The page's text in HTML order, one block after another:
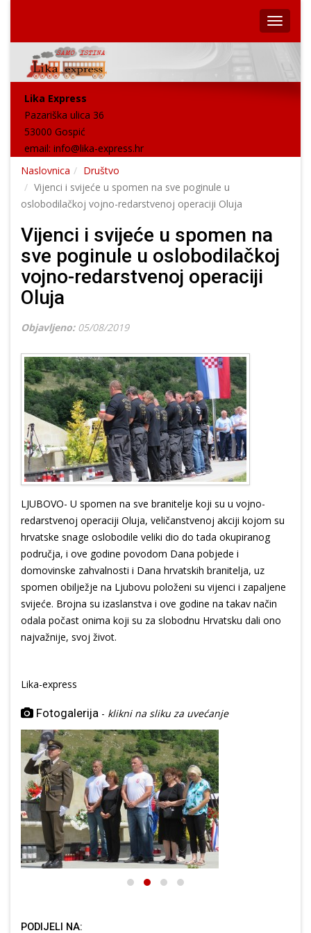
Lika Express
Pazariška ulica 36
53000 Gospić
email: info@lika-express.hr
Naslovnica
Društvo
Vijenci i svijeće u spomen na sve poginule u
oslobodilačkoj vojno-redarstvenoj operaciji Oluja
Vijenci i svijeće u spomen na
sve poginule u oslobodilačkoj
vojno-redarstvenoj operaciji
Oluja
Objavljeno: 05/08/2019
LJUBOVO- U spomen na sve branitelje koji su u vojno-
redarstvenoj operaciji Oluja, veličanstvenoj akciji kojom su
hrvatske snage oslobodile veliki dio do tada okupiranog
područja, i ove godine povodom Dana pobjede i
domovinske zahvalnosti i Dana hrvatskih branitelja, uz
spomen obilježje na Ljubovu položeni su vijenci i zapaljene
svijeće. Brojna su izaslanstva i ove godine na takav način
odala počast onima koji su za slobodnu Hrvatsku dali ono
najvažnije, svoj život.
Lika-express
Fotogalerija - klikni na sliku za uvećanje
PODIJELI NA: